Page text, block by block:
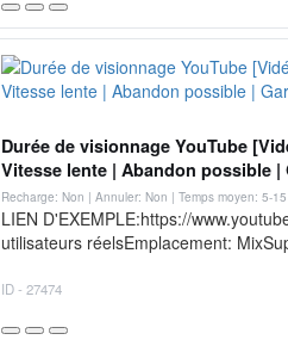
Durée de visionnage YouTube
Vitesse lente | Abandon possible |
Recharge: Non | Annuler: Non | Temps moyen: 5-
LIEN D'EXEMPLE:https://
utilisateurs réelsEmplacement:
ID - 27474